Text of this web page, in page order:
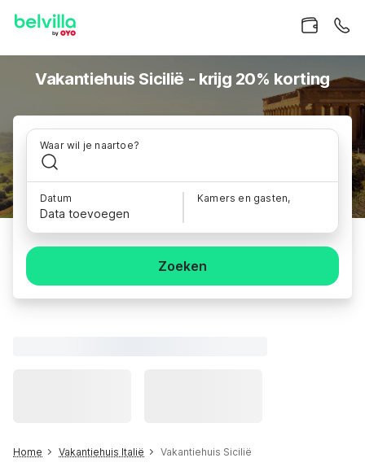
Vakantiehuis Sicilië - krijg 20% korting
Waar wil je naartoe?
Datum
Data toevoegen
Kamers en gasten,
Zoeken
Home Vakantiehuis Italië Vakantiehuis Sicilië